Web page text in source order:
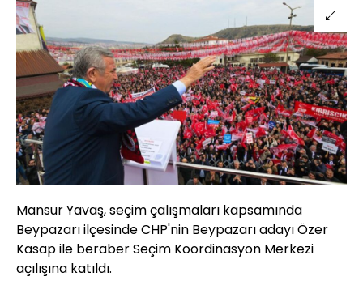
Mansur Yavaş, seçim çalışmaları kapsamında
Beypazarı ilçesinde CHP'nin Beypazarı adayı Özer
Kasap ile beraber Seçim Koordinasyon Merkezi
açılışına katıldı.